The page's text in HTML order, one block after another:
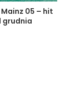
05 – hit
grudnia